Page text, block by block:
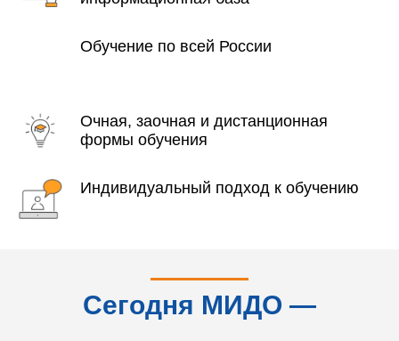
Обучение по всей России
Очная, заочная и дистанционная
формы обучения
Индивидуальный подход к обучению
Сегодня МИДО —